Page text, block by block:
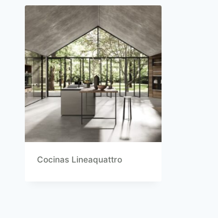
Cocinas Lineaquattro